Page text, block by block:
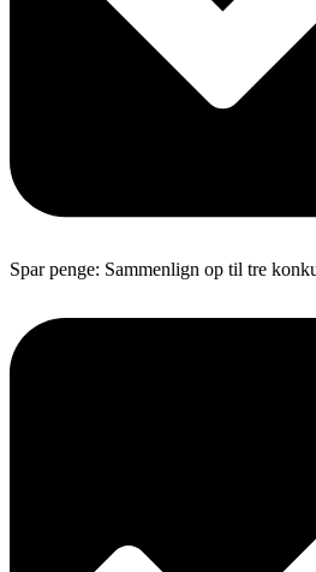
Spar penge: Sammenlign op til tre